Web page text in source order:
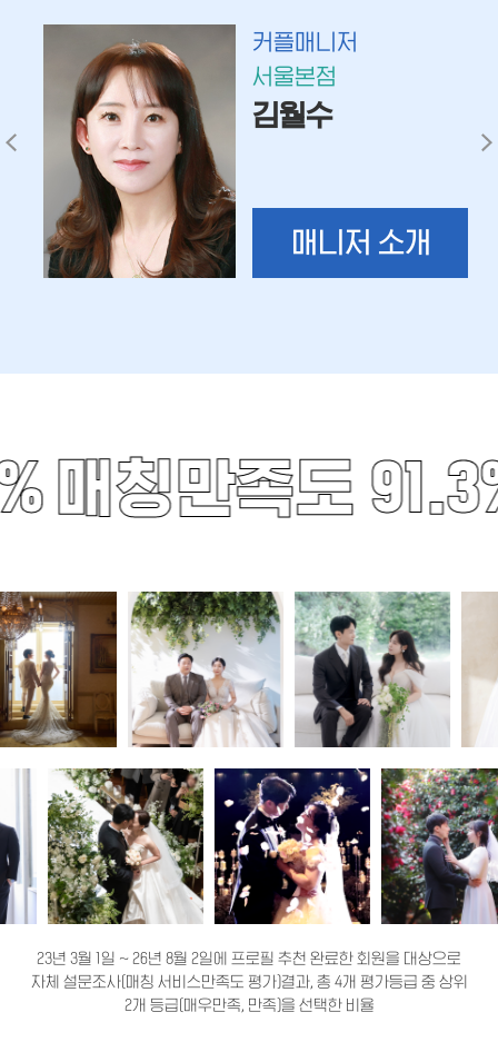
커플매니저
서울본점
김월수
매니저 소개
매칭만족도 91.3%
23년 3월 1일 ~ 26년 8월 2일에 프로필 추천 완료한 회원을 대상으로
자체 설문조사(매칭 서비스만족도 평가)결과, 총 4개 평가등급 중 상위
2개 등급(매우만족, 만족)을 선택한 비율